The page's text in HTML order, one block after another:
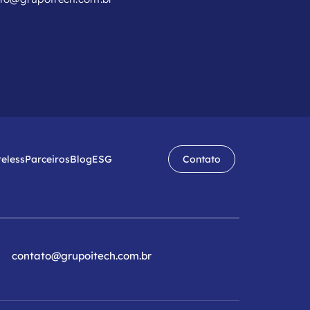
ParceirosBlogESG Contato
contato@grupoitech.com.br